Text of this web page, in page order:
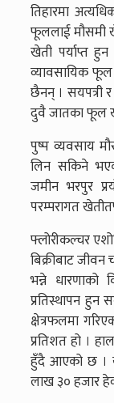
तिहारमा
फूललाई मौसमी
खेती पर्याप्त
व्यावसायिक
छैनन् । सयपत्री
दुवै जातका फूल
पुष्प व्यवसाय
लिन सकिने
जमीन भरपुर
परम्परागत
फ्लोरीकल्चर
बिक्रीबाट
भन्ने
प्रतिस्थापन हुन
क्षेत्रफलमा
प्रतिशत हो ।
हुँदै आएको छ ।
लाख ३० हजार